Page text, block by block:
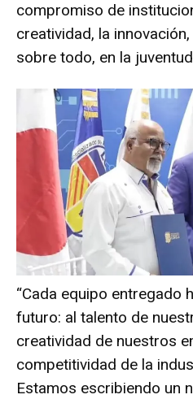
compromiso de
creatividad, la
sobre todo, en la
“Cada equipo entregado
futuro: al talento de
creatividad de nuestros
competitividad de la
Estamos escribiendo un